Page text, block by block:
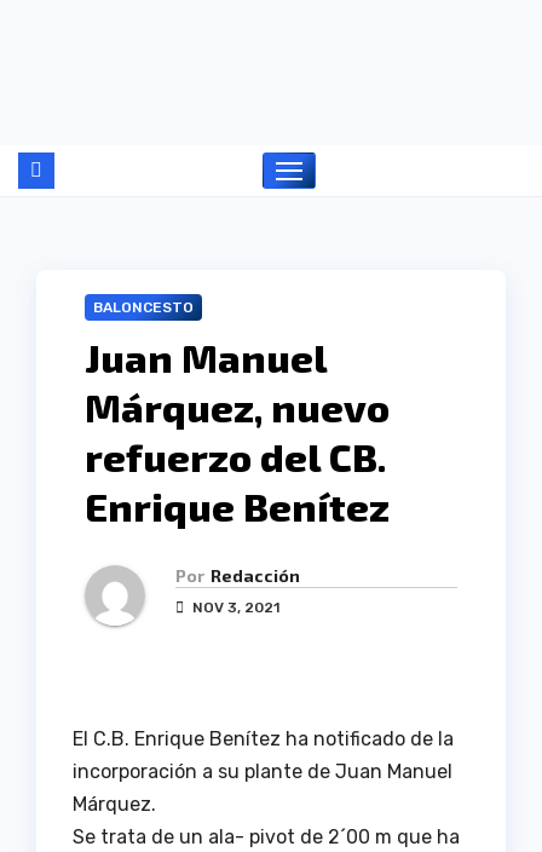
BALONCESTO
Juan Manuel
Márquez, nuevo
refuerzo del CB.
Enrique Benítez
Por Redacción
NOV 3, 2021
El C.B. Enrique Benítez ha notificado de la
incorporación a su plante de Juan Manuel
Márquez.
Se trata de un ala- pivot de 2´00 m que ha